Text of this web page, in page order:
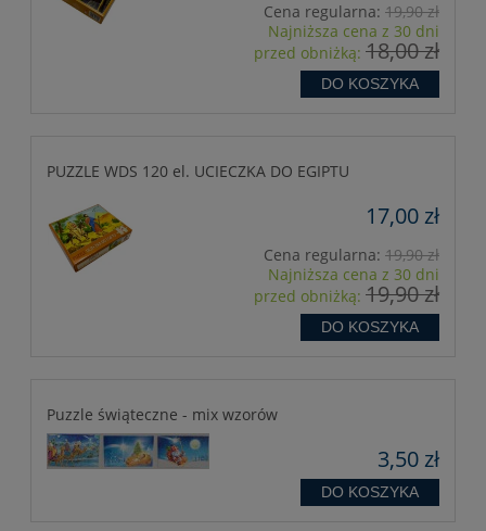
Cena regularna: 19,90 zł
Najniższa cena z 30 dni
przed obniżką: 18,00 zł
DO KOSZYKA
PUZZLE WDS 120 el. UCIECZKA DO EGIPTU
17,00 zł
Cena regularna: 19,90 zł
Najniższa cena z 30 dni
przed obniżką: 19,90 zł
DO KOSZYKA
Puzzle świąteczne - mix wzorów
3,50 zł
DO KOSZYKA